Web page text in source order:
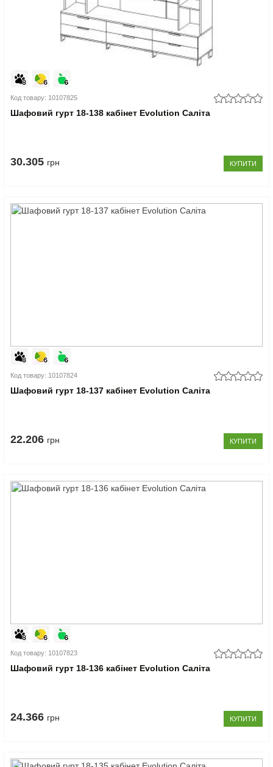
Код товару: 10107825
Шафовий гурт 18-138 кабінет Evolution Саліта
30.305 грн КУПИТИ
Код товару: 10107824
Шафовий гурт 18-137 кабінет Evolution Саліта
22.206 грн КУПИТИ
Код товару: 10107823
Шафовий гурт 18-136 кабінет Evolution Саліта
24.366 грн КУПИТИ